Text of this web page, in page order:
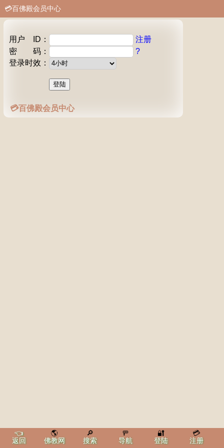
💳百佛殿会员中心
用户 ID：
注册
密 码：
?
登录时效：
💳百佛殿会员中心
👈
返回
🌎
佛教网
🔎
搜索
🚥
导航
🔐
登陆
💳
注册